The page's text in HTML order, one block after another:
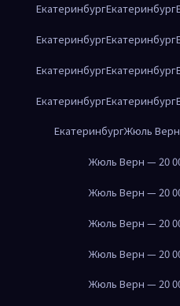
ЕкатеринбургЕкатеринбург
ЕкатеринбургЕкатеринбург
ЕкатеринбургЕкатеринбург
ЕкатеринбургЕкатеринбург
ЕкатеринбургЖюль Верн
Жюль Верн — 20
Жюль Верн — 20
Жюль Верн — 20
Жюль Верн — 20
Жюль Верн — 20